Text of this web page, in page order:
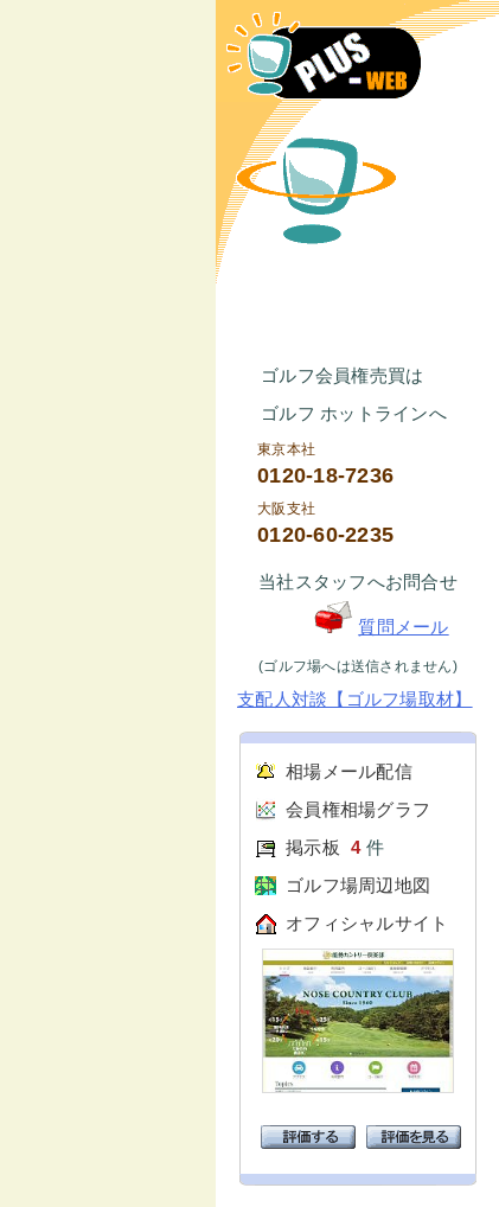
ゴルフ会員権売買は
ゴルフ ホットラインへ
東京本社
0120-18-7236
大阪支社
0120-60-2235
当社スタッフへお問合せ
質問メール
(ゴルフ場へは送信されません)
支配人対談【ゴルフ場取材】
相場メール配信
会員権相場グラフ
掲示板
4件
ゴルフ場周辺地図
オフィシャルサイト